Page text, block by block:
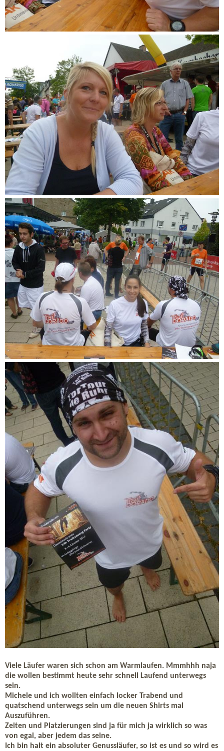
Viele Läufer waren sich schon am Warmlaufen. Mmmhhh naja
die wollen bestimmt heute sehr schnell Laufend unterwegs
sein.
Michele und ich wollten einfach locker Trabend und
quatschend unterwegs sein um die neuen Shirts mal
Auszuführen.
Zeiten und Platzierungen sind ja für mich ja wirklich so was
von egal, aber jedem das seine.
Ich bin halt ein absoluter Genussläufer, so ist es und so wird es